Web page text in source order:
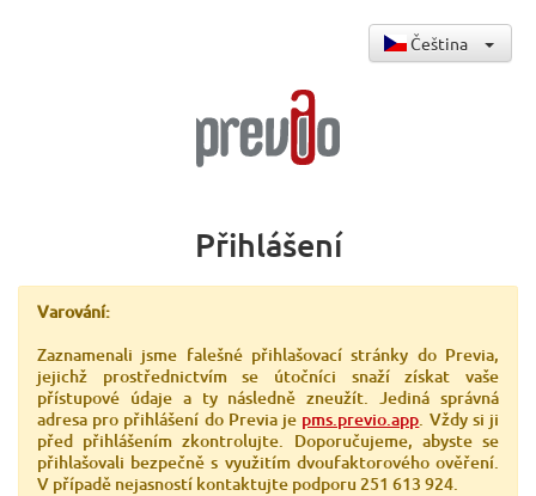
Čeština
Přihlášení
Varování:
Zaznamenali jsme falešné přihlašovací stránky do Previa,
jejichž prostřednictvím se útočníci snaží získat vaše
přístupové údaje a ty následně zneužít. Jediná správná
adresa pro přihlášení do Previa je pms.previo.app. Vždy si ji
před přihlášením zkontrolujte. Doporučujeme, abyste se
přihlašovali bezpečně s využitím dvoufaktorového ověření.
V případě nejasností kontaktujte podporu 251 613 924.